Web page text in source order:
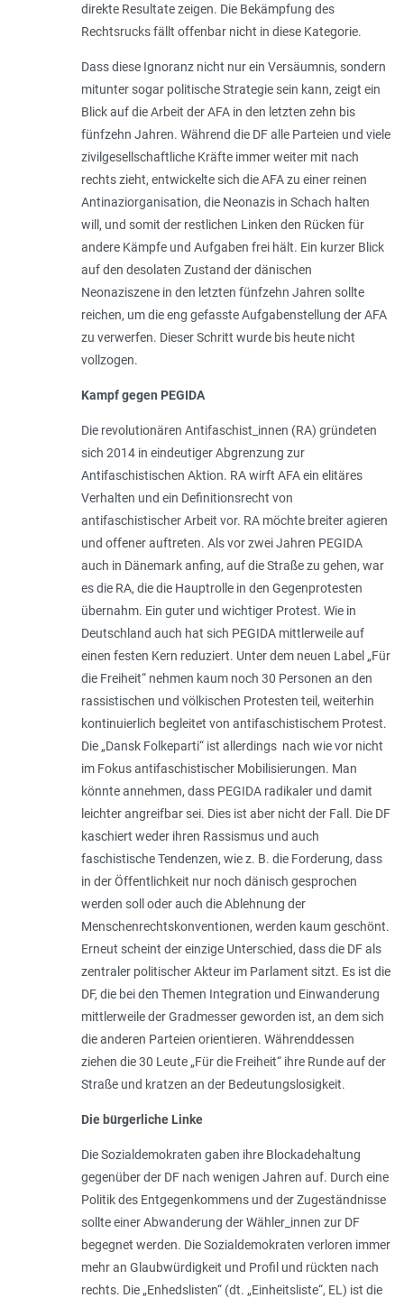
direkte Resultate zeigen. Die Bekämpfung des
Rechtsrucks fällt offenbar nicht in diese Kategorie.
Dass diese Ignoranz nicht nur ein Versäumnis, sondern
mitunter sogar politische Strategie sein kann, zeigt ein
Blick auf die Arbeit der AFA in den letzten zehn bis
fünfzehn Jahren. Während die DF alle Parteien und viele
zivilgesellschaftliche Kräfte immer weiter mit nach
rechts zieht, entwickelte sich die AFA zu einer reinen
Antinaziorganisation, die Neonazis in Schach halten
will, und somit der restlichen Linken den Rücken für
andere Kämpfe und Aufgaben frei hält. Ein kurzer Blick
auf den desolaten Zustand der dänischen
Neonaziszene in den letzten fünfzehn Jahren sollte
reichen, um die eng gefasste Aufgabenstellung der AFA
zu verwerfen. Dieser Schritt wurde bis heute nicht
vollzogen.
Kampf gegen PEGIDA
Die revolutionären Antifaschist_innen (RA) gründeten
sich 2014 in eindeutiger Abgrenzung zur
Antifaschistischen Aktion. RA wirft AFA ein elitäres
Verhalten und ein Definitionsrecht von
antifaschistischer Arbeit vor. RA möchte breiter agieren
und offener auftreten. Als vor zwei Jahren PEGIDA
auch in Dänemark anfing, auf die Straße zu gehen, war
es die RA, die die Hauptrolle in den Gegenprotesten
übernahm. Ein guter und wichtiger Protest. Wie in
Deutschland auch hat sich PEGIDA mittlerweile auf
einen festen Kern reduziert. Unter dem neuen Label „Für
die Freiheit“ nehmen kaum noch 30 Personen an den
rassistischen und völkischen Protesten teil, weiterhin
kontinuierlich begleitet von antifaschistischem Protest.
Die „Dansk Folkeparti“ ist allerdings nach wie vor nicht
im Fokus antifaschistischer Mobilisierungen. Man
könnte annehmen, dass PEGIDA radikaler und damit
leichter angreifbar sei. Dies ist aber nicht der Fall. Die DF
kaschiert weder ihren Rassismus und auch
faschistische Tendenzen, wie z. B. die Forderung, dass
in der Öffentlichkeit nur noch dänisch gesprochen
werden soll oder auch die Ablehnung der
Menschenrechtskonventionen, werden kaum geschönt.
Erneut scheint der einzige Unterschied, dass die DF als
zentraler politischer Akteur im Parlament sitzt. Es ist die
DF, die bei den Themen Integration und Einwanderung
mittlerweile der Gradmesser geworden ist, an dem sich
die anderen Parteien orientieren. Währenddessen
ziehen die 30 Leute „Für die Freiheit“ ihre Runde auf der
Straße und kratzen an der Bedeutungslosigkeit.
Die bürgerliche Linke
Die Sozialdemokraten gaben ihre Blockadehaltung
gegenüber der DF nach wenigen Jahren auf. Durch eine
Politik des Entgegenkommens und der Zugeständnisse
sollte einer Abwanderung der Wähler_innen zur DF
begegnet werden. Die Sozialdemokraten verloren immer
mehr an Glaubwürdigkeit und Profil und rückten nach
rechts. Die „Enhedslisten“ (dt. „Einheitsliste“, EL) ist die